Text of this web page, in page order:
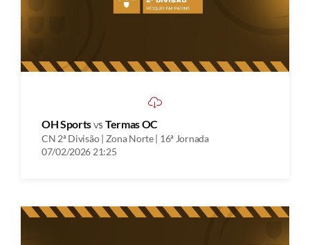
OH Sportsvs Termas OC
CN 2ª Divisão | Zona Norte | 16ª Jornada
07/02/2026 21:25